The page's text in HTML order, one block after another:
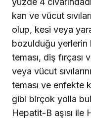
kan ve vücut
olup, kesi veya
bozulduğu yerlerin
teması, diş
veya vücut
teması ve enfekte
gibi birçok yolla
Hepatit-B aşısı ile